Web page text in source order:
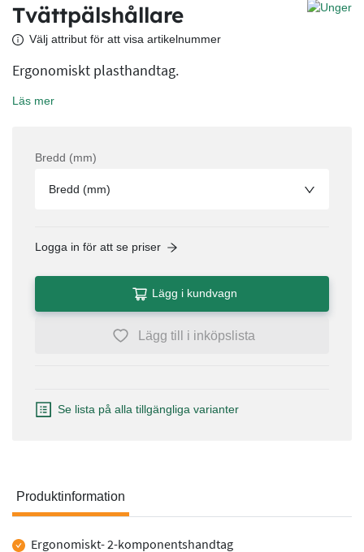
Tvättpälshållare
Välj attribut för att visa artikelnummer
Ergonomiskt plasthandtag.
Läs mer
Bredd (mm)
Bredd (mm)
Logga in för att se priser
Lägg i kundvagn
Lägg till i inköpslista
Se lista på alla tillgängliga varianter
Produktinformation
Ergonomiskt- 2-komponentshandtag